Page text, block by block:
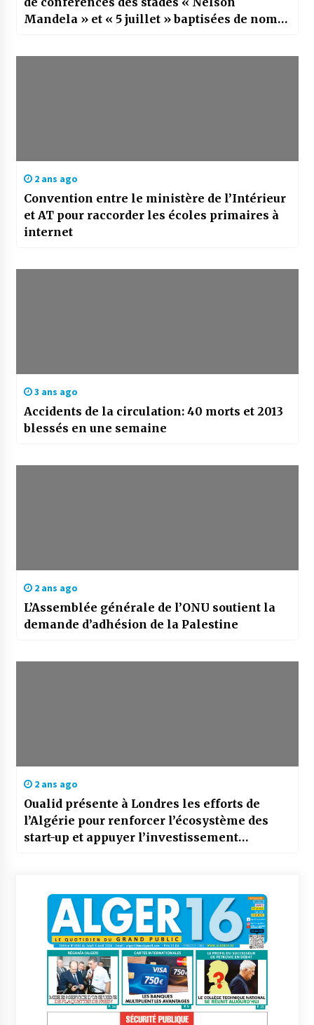
Mandela » et « 5 juillet » baptisées de noms
2 ans ago
Convention entre le ministère de l’Intérieur
et AT pour raccorder les écoles primaires à
internet
3 ans ago
Accidents de la circulation: 40 morts et 2013
blessés en une semaine
2 ans ago
L’Assemblée générale de l’ONU soutient la
demande d’adhésion de la Palestine
2 ans ago
Oualid présente à Londres les efforts de
l’Algérie pour renforcer l’écosystème des
start-up et appuyer l’investissement